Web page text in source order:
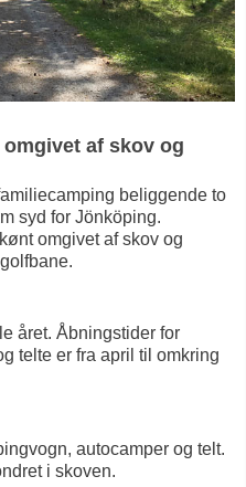
af skov og
beliggende to
syd for Jönköping.
omgivet af skov og
året. Åbningstider for
telte er fra april til omkring
autocamper og telt.
i skoven.